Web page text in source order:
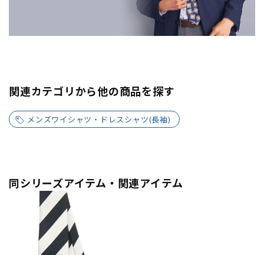
関連カテゴリから他の商品を探す
メンズワイシャツ・ドレスシャツ(長袖)
同シリーズアイテム・関連アイテム